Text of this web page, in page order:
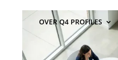
OVER Q4 PROFILES